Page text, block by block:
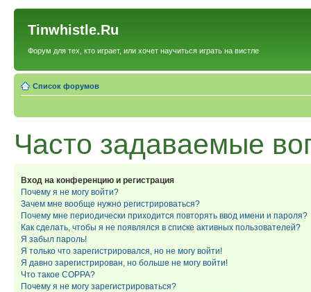
Tinwhistle.Ru
Форум для тех, кто играет, или хочет научиться играть на вистле
Список форумов
Часто задаваемые
Вход на конференцию и регистрация
Почему я не могу войти?
Зачем мне вообще нужно регистрироваться?
Почему мне периодически приходится повторять ввод имени и пароля?
Как сделать, чтобы я не появлялся в списке активных пользователей?
Я забыл пароль!
Я только что зарегистрировался, но не могу войти!
Я давно зарегистрирован, но больше не могу войти!
Что такое COPPA?
Почему я не могу зарегистрироваться?